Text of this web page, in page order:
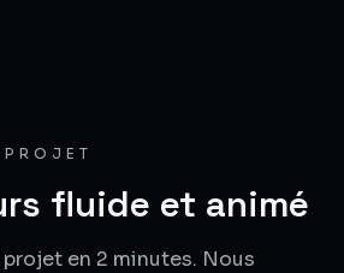
fluide et animé
en 2 minutes. Nous